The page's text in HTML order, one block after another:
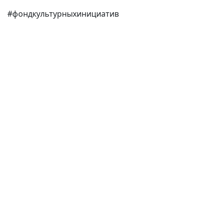
#фондкультурныхинициатив